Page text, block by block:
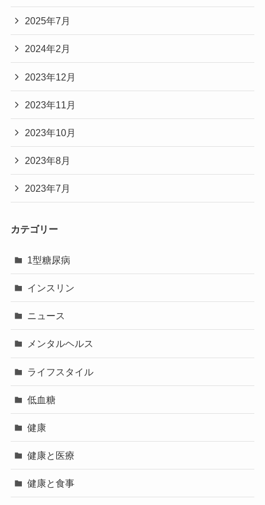
2025年7月
2024年2月
2023年12月
2023年11月
2023年10月
2023年8月
2023年7月
カテゴリー
1型糖尿病
インスリン
ニュース
メンタルヘルス
ライフスタイル
低血糖
健康
健康と医療
健康と食事